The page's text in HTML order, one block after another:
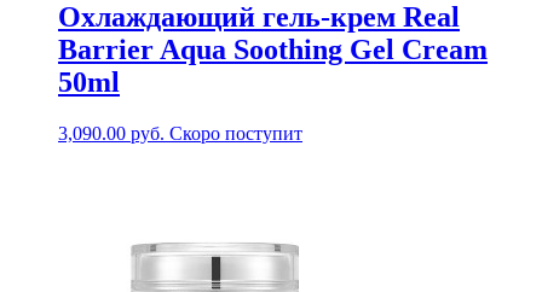
Охлаждающий гель-крем Real
Barrier Aqua Soothing Gel Cream
50ml
3,090.00 руб. Скоро поступит